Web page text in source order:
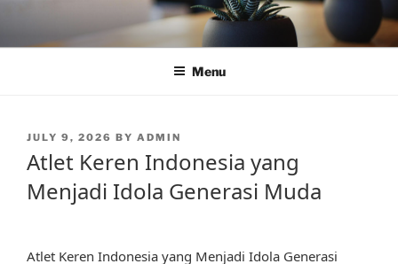
content
Menu
POSTED
JULY 9, 2026 BY ADMIN
Atlet Keren Indonesia yang
Menjadi Idola Generasi Muda
Atlet Keren Indonesia yang Menjadi Idola Generasi